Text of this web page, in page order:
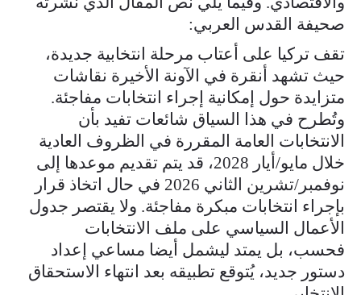
صحيفة القدس العربي:
تقف تركيا على أعتاب مرحلة انتخابية جديدة،
حيث تشهد أنقرة في الآونة الأخيرة نقاشات
متزايدة حول إمكانية إجراء انتخابات مفاجئة.
وتُطرح في هذا السياق شائعات تفيد بأن
الانتخابات العامة المقررة في الظروف العادية
خلال مايو/أيار 2028، قد يتم تقديم موعدها إلى
نوفمبر/تشرين الثاني 2026 في حال اتخاذ قرار
بإجراء انتخابات مبكرة مفاجئة. ولا يقتصر جدول
الأعمال السياسي على ملف الانتخابات
فحسب، بل يمتد ليشمل أيضا مساعي إعداد
دستور جديد، يُتوقع تطبيقه بعد انتهاء الاستحقاق